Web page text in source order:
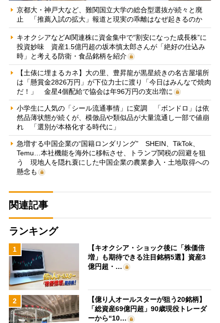
京都大・神戸大など、難関国立大学の総合型選抜が続々と廃
止 「推薦入試の拡大」報道と現実の乖離はなぜ起きるのか
キオクシアなどAI関連株に資金集中で“割安になった成長株”に
投資妙味 資産1.5億円超の坂本慎太郎さんが「絶好の仕込み
時」と考える防衛・食品銘柄を紹介
【土俵に埋まるカネ】大の里、豊昇龍が黒星続きの名古屋場所
は「懸賞金2826万円」が下位力士に渡り「今日はみんなで焼肉
だ！」 金星4個配給で協会は年96万円の支出増に
小学生に人気の「シール流通事情」に変調 「ボンドロ」は依
然品薄状態が続くが、模倣品や類似品が大量流通し一部で値崩
れ 「選別が本格化する時代に」
急増する中国企業の“国籍ロンダリング” SHEIN、TikTok、
Temu…本社機能を海外に移転させ、トランプ関税の回避を狙
う 現地人を隠れ蓑にした中国企業の農業参入・土地取得への
懸念も
関連記事
ランキング
1
【キオクシア・ショック後に「株価倍
増」も期待できる注目銘柄5選】資産3
億円超・…
2
【億り人オールスターが狙う20銘柄】
「総資産69億円超」90歳現役トレーダ
ーから“10…